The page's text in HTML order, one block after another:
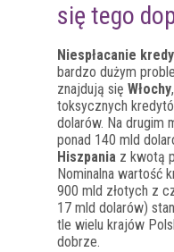
się tego
Niespłacanie
bardzo dużym
znajdują się Włochy
toksycznych
dolarów. Na drugim
ponad 140 mld
Hiszpania z kwotą
Nominalna wartość
900 mld złotych z
17 mld dolarów)
tle wielu krajów
dobrze.